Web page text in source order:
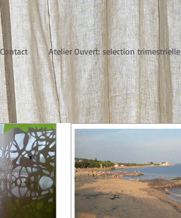
Contact Atelier Ouvert: selection trimestrielle